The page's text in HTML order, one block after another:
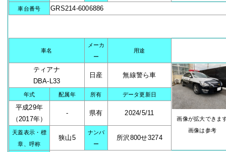
車台番号 GRS214-6006886
車名
メーカ
ー
用途
ティアナ
DBA-L33
日産 無線警ら車
画像が拡大できま
画像は参考
年式 配属年 所有 データ更新日
平成29年
（2017年）
- 県有 2024/5/11
天蓋表示・標
章、呼称
狭山5
ナンバ
ー
所沢800せ3274